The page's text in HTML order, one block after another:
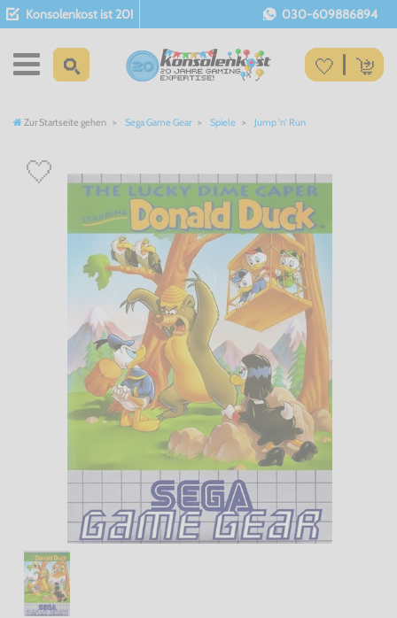
Konsolenkost ist 20! 030-609886894
Zur Startseite gehen Sega Game Gear Spiele Jump 'n' Run